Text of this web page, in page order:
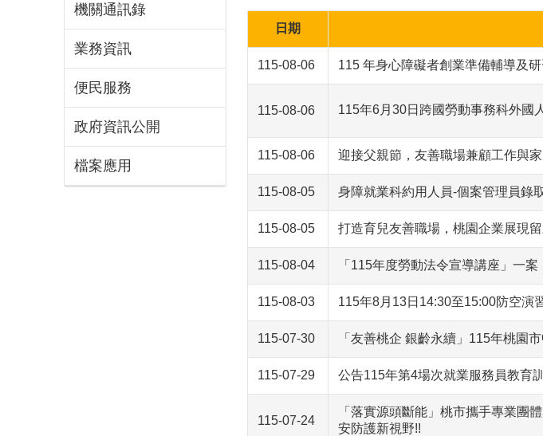
機關通訊錄
業務資訊
便民服務
政府資訊公開
檔案應用
日期
115-08-06 115 年身心障礙者創業準備輔導及
115-08-06 115年6月30日跨國勞動事務科外國
115-08-06 迎接父親節，友善職場兼顧工作與
115-08-05 身障就業科約用人員-個案管理員錄
115-08-05 打造育兒友善職場，桃園企業展現
115-08-04 「115年度勞動法令宣導講座」一
115-08-03 115年8月13日14:30至15:00防空演
115-07-30 「友善桃企 銀齡永續」115年桃園
115-07-29 公告115年第4場次就業服務員教育
115-07-24
「落實源頭斷能」桃市攜手專業團
安防護新視野!!